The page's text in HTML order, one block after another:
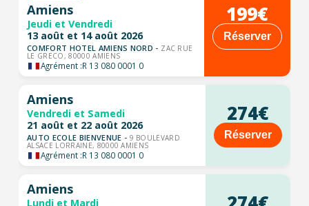
Amiens
Jeudi et Vendredi
13 août et 14 août 2026
COMFORT HOTEL AMIENS NORD - ZAC RUE
LE GRECO, 80000 AMIENS
Agrément :R 13 080 0001 0
199€
Réserver
Amiens
Vendredi et Samedi
21 août et 22 août 2026
AUTO ECOLE BIENVENUE - 9 BOULEVARD
ALSACE LORRAINE, 80000 AMIENS
Agrément :R 13 080 0001 0
274€
Réserver
Amiens
Lundi et Mardi